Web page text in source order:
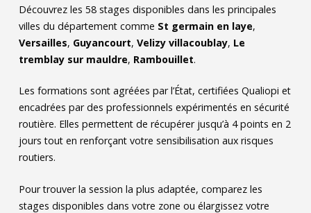
Découvrez les 58stages disponibles dans les principales
villes du département comme St germain en laye,
Versailles, Guyancourt, Velizy villacoublay, Le
tremblay sur mauldre, Rambouillet.
Les formations sont agréées par l’État, certifiées Qualiopi et
encadrées par des professionnels expérimentés en sécurité
routière. Elles permettent de récupérer jusqu’à 4 points en 2
jours tout en renforçant votre sensibilisation aux risques
routiers.
Pour trouver la session la plus adaptée, comparez les
stages disponibles dans votre zone ou élargissez votre